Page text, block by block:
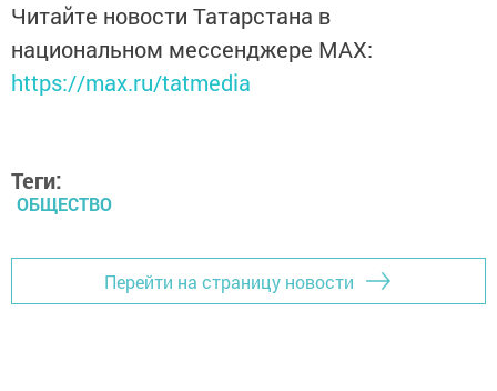
Читайте новости Татарстана в
национальном мессенджере MАХ:
https://max.ru/tatmedia
Теги:
ОБЩЕСТВО
Перейти на страницу новости